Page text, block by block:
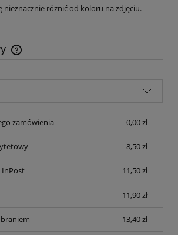
nieznacznie różnić od koloru na zdjęciu.
kosztów płatności
zamówienia 0,00 zł
8,50 zł
InPost 11,50 zł
11,90 zł
13,40 zł